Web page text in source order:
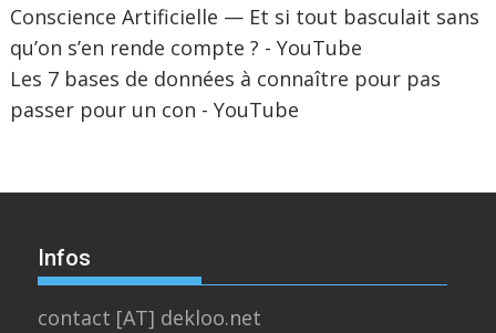
Conscience Artificielle — Et si tout basculait sans
qu’on s’en rende compte ? - YouTube
Les 7 bases de données à connaître pour pas
passer pour un con - YouTube
Infos
contact [AT] dekloo.net